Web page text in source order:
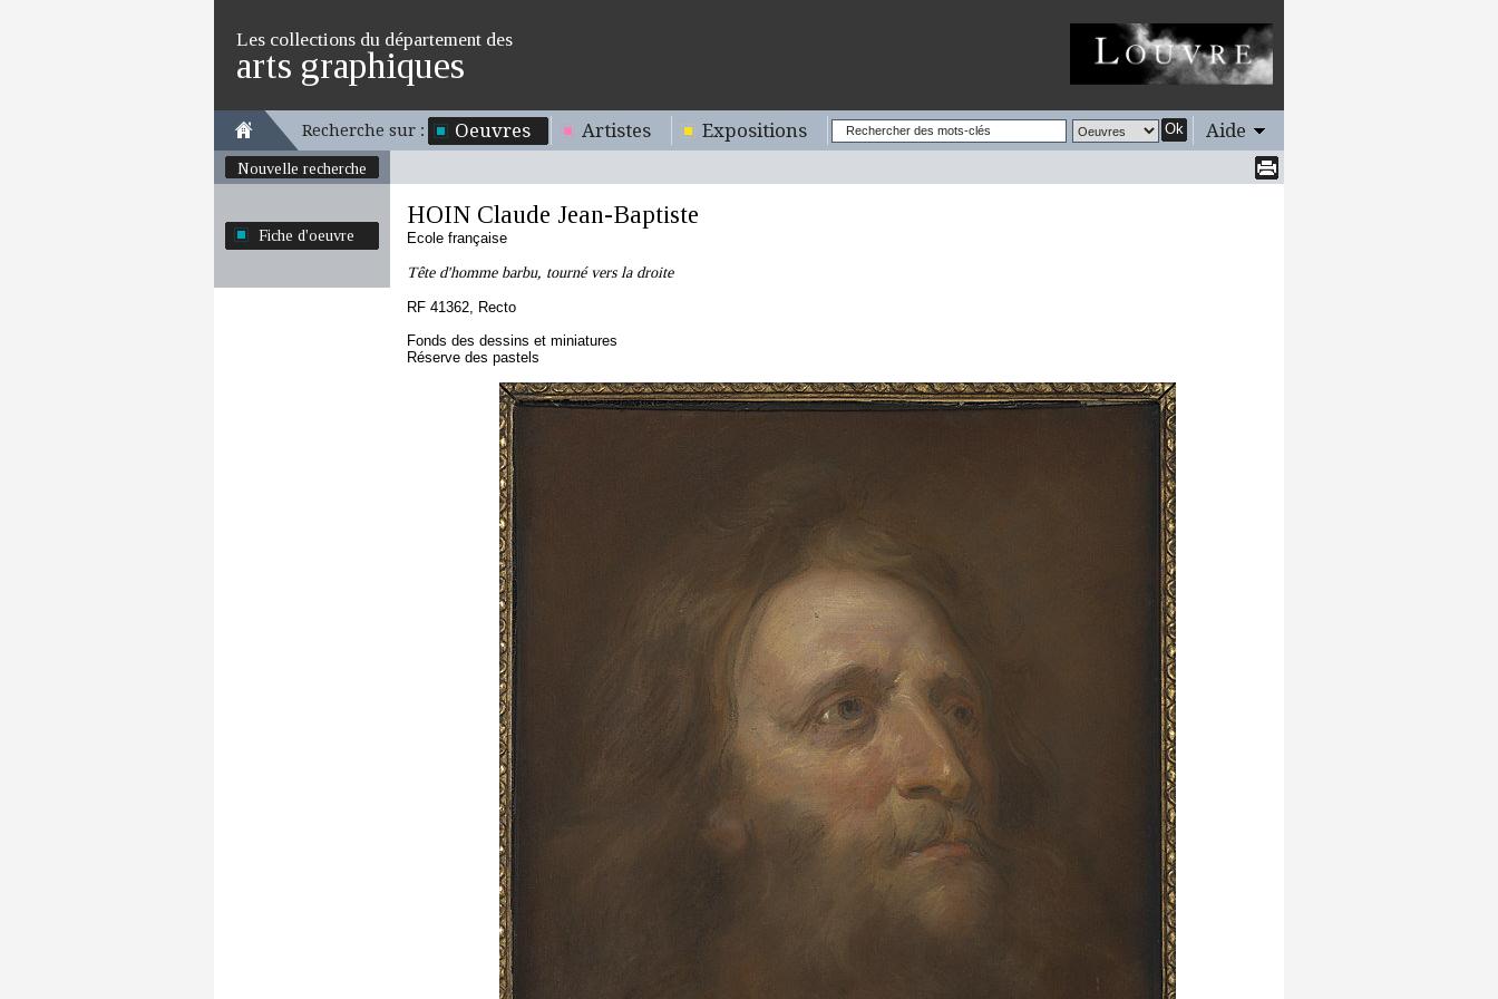
Les collections du département des
arts graphiques
Recherche sur : Oeuvres Artistes Expositions Ok Aide
Nouvelle recherche
Fiche d'oeuvre
HOIN Claude Jean-Baptiste
Ecole française
Tête d'homme barbu, tourné vers la droite
RF 41362, Recto
Fonds des dessins et miniatures
Réserve des pastels